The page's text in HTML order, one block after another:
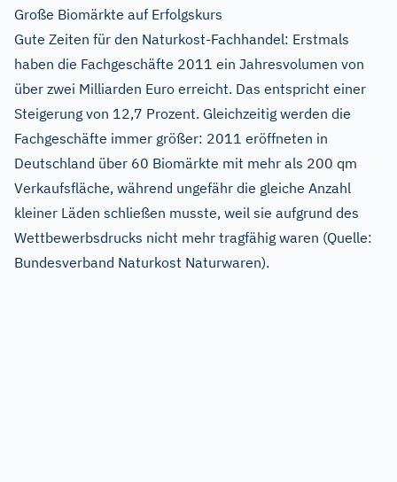
Große Biomärkte auf Erfolgskurs
Gute Zeiten für den Naturkost-Fachhandel: Erstmals
haben die Fachgeschäfte 2011 ein Jahresvolumen von
über zwei Milliarden Euro erreicht. Das entspricht einer
Steigerung von 12,7 Prozent. Gleichzeitig werden die
Fachgeschäfte immer größer: 2011 eröffneten in
Deutschland über 60 Biomärkte mit mehr als 200 qm
Verkaufsfläche, während ungefähr die gleiche Anzahl
kleiner Läden schließen musste, weil sie aufgrund des
Wettbewerbsdrucks nicht mehr tragfähig waren (Quelle:
Bundesverband Naturkost Naturwaren).